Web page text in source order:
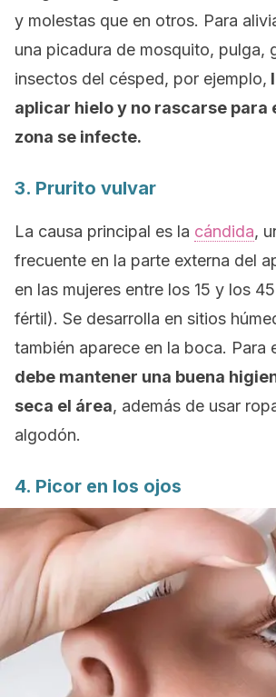
y molestas que en otros. Para
una picadura de mosquito, pulga,
insectos del césped, por ejemplo,
aplicar hielo y no rascarse para
zona se infecte.
3. Prurito vulvar
La causa principal es la cándida,
frecuente en la parte externa del
en las mujeres entre los 15 y los
fértil). Se desarrolla en sitios
también aparece en la boca. Para
debe mantener una buena
seca el área, además de usar
algodón.
4. Picor en los ojos